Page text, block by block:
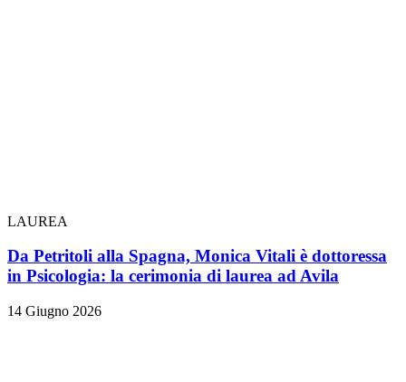
LAUREA
Da Petritoli alla Spagna, Monica Vitali è dottoressa
in Psicologia: la cerimonia di laurea ad Avila
14 Giugno 2026